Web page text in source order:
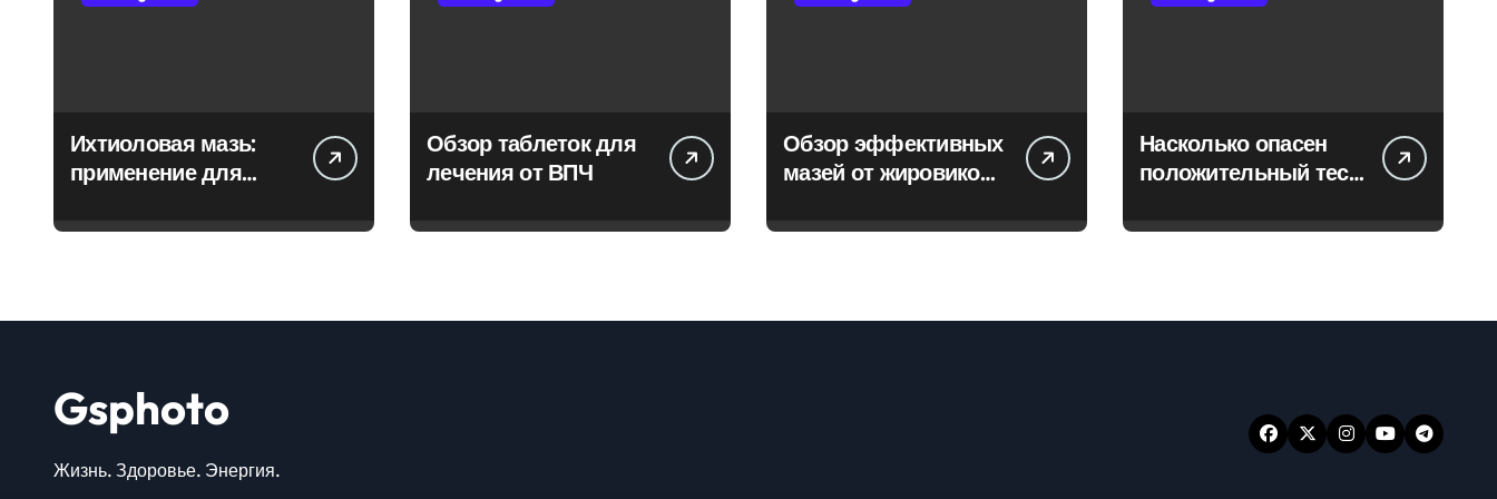
Ихтиоловая мазь:
применение для
Обзор таблеток для
лечения от ВПЧ
Обзор эффективных
мазей от жировиков
эффектом
Насколько опасен
положительный тест
Gsphoto
Жизнь. Здоровье. Энергия.